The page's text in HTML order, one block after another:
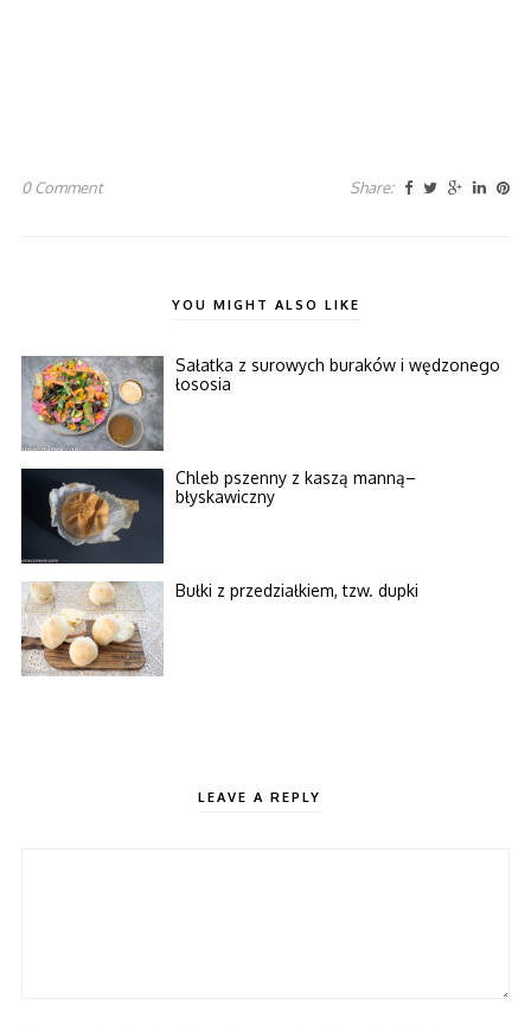
0 Comment Share:
YOU MIGHT ALSO LIKE
Sałatka z surowych buraków i wędzonego
łososia
Chleb pszenny z kaszą manną–
błyskawiczny
Bułki z przedziałkiem, tzw. dupki
LEAVE A REPLY